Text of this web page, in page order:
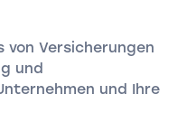
von Versicherungen
und
und Ihre